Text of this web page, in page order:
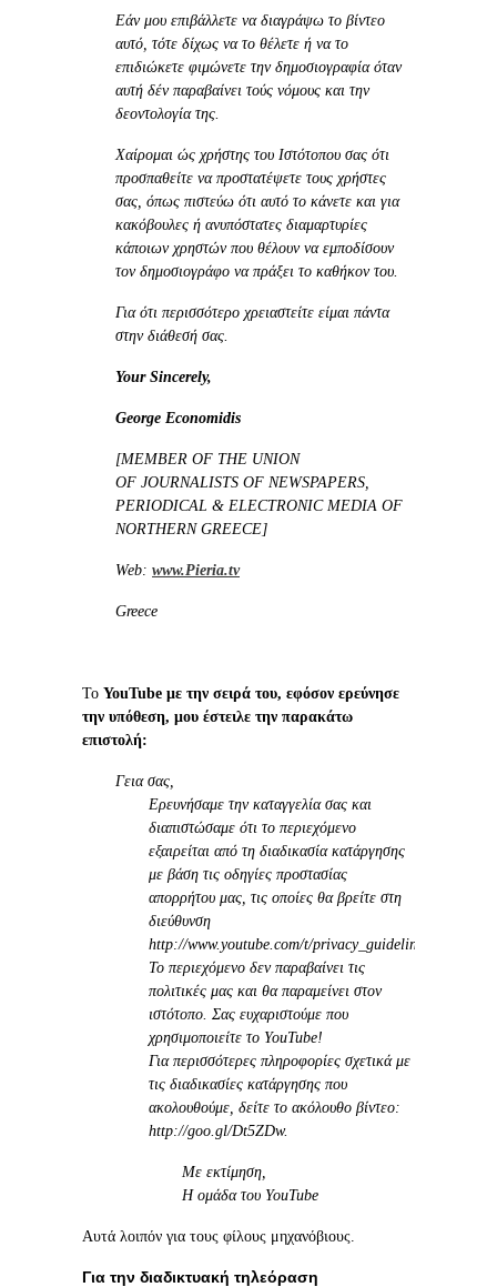
Εάν μου επιβάλλετε να διαγράψω το βίντεο
αυτό, τότε δίχως να το θέλετε ή να το
επιδιώκετε φιμώνετε την δημοσιογραφία όταν
αυτή δέν παραβαίνει τούς νόμους και την
δεοντολογία της.
Χαίρομαι ώς χρήστης του Ιστότοπου σας ότι
προσπαθείτε να προστατέψετε τους χρήστες
σας, όπως πιστεύω ότι αυτό το κάνετε και για
κακόβουλες ή ανυπόστατες διαμαρτυρίες
κάποιων χρηστών που θέλουν να εμποδίσουν
τον δημοσιογράφο να πράξει το καθήκον του.
Για ότι περισσότερο χρειαστείτε είμαι πάντα
στην διάθεσή σας.
Your Sincerely,
George Economidis
[MEMBER OF THE UNION
OF JOURNALISTS OF NEWSPAPERS,
PERIODICAL & ELECTRONIC MEDIA OF
NORTHERN GREECE]
Web: www.Pieria.tv
Greece
Το YouTube με την σειρά του, εφόσον ερεύνησε
την υπόθεση, μου έστειλε την παρακάτω
επιστολή:
Γεια σας,
Ερευνήσαμε την καταγγελία σας και
διαπιστώσαμε ότι το περιεχόμενο
εξαιρείται από τη διαδικασία κατάργησης
με βάση τις οδηγίες προστασίας
απορρήτου μας, τις οποίες θα βρείτε στη
διεύθυνση
http://www.youtube.com/t/privacy_guidelines.
Το περιεχόμενο δενπαραβαίνει τις
πολιτικές μας και θα παραμείνει στον
ιστότοπο. Σας ευχαριστούμε που
χρησιμοποιείτε το YouTube!
Για περισσότερες πληροφορίες σχετικά με
τις διαδικασίες κατάργησης που
ακολουθούμε, δείτε το ακόλουθο βίντεο:
http://goo.gl/Dt5ZDw.
Με εκτίμηση,
Η ομάδα του YouTube
Αυτά λοιπόν για τους φίλους μηχανόβιους.
Για την διαδικτυακή τηλεόραση